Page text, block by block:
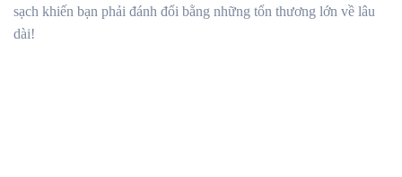
sạch khiến bạn phải đánh đổi bằng những tổn thương lớn về lâu
dài!